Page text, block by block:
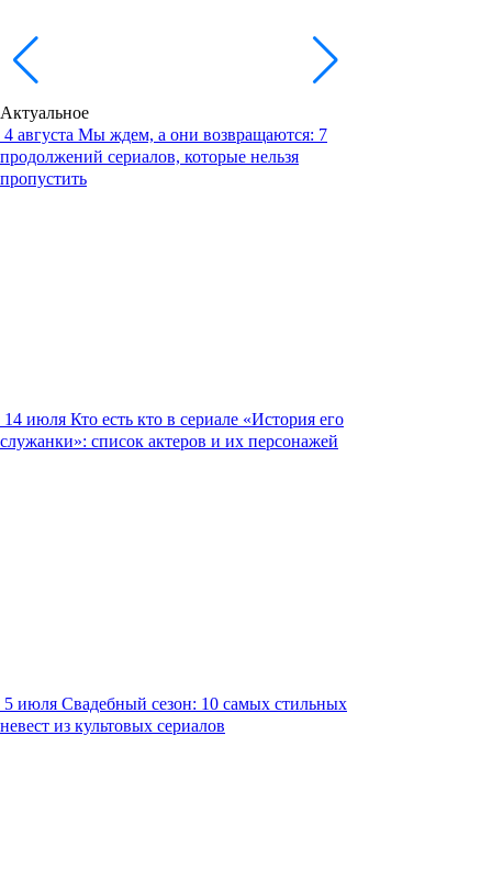
Актуальное
4 августа Мы ждем, а они возвращаются: 7
продолжений сериалов, которые нельзя
пропустить
14 июля Кто есть кто в сериале «История его
служанки»: список актеров и их персонажей
5 июля Свадебный сезон: 10 самых стильных
невест из культовых сериалов